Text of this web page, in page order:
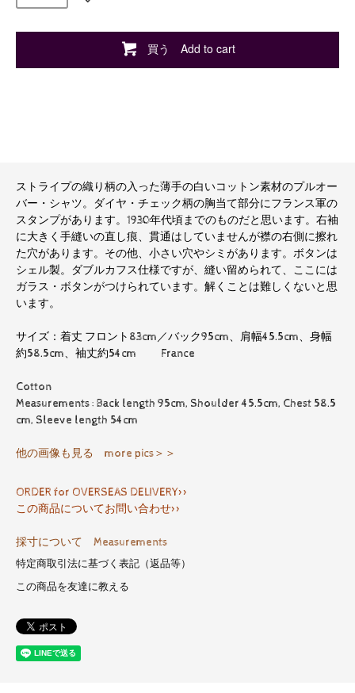
買う Add to cart
ストライプの織り柄の入った薄手の白いコットン素材のプルオー
バー・シャツ。ダイヤ・チェック柄の胸当て部分にフランス軍の
スタンプがあります。1930年代頃までのものだと思います。右袖
に大きく手縫いの直し痕、貫通はしていませんが襟の右側に擦れ
た穴があります。その他、小さい穴やシミがあります。ボタンは
シェル製。ダブルカフス仕様ですが、縫い留められて、ここには
ガラス・ボタンがつけられています。解くことは難しくないと思
います。
サイズ：着丈 フロント83cm／バック95cm、肩幅45.5cm、身幅
約58.5cm、袖丈約54cm France
Cotton
Measurements : Back length 95cm, Shoulder 45.5cm, Chest 58.5
cm, Sleeve length 54cm
他の画像も見る more pics＞＞
ORDER for OVERSEAS DELIVERY>>
この商品についてお問い合わせ>>
採寸について Measurements
特定商取引法に基づく表記（返品等）
この商品を友達に教える